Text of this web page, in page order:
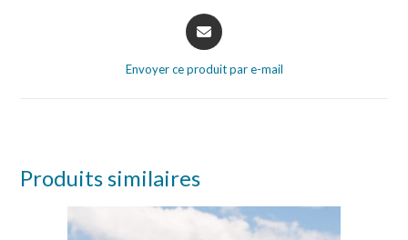
Envoyer ce produit par e-mail
Produits similaires